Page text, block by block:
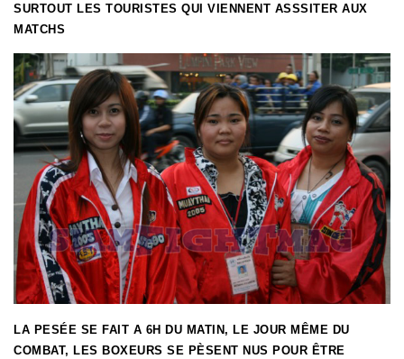
SURTOUT LES TOURISTES QUI VIENNENT ASSSITER AUX
MATCHS
LA PESÉE SE FAIT A 6H DU MATIN, LE JOUR MÊME DU
COMBAT, LES BOXEURS SE PÈSENT NUS POUR ÊTRE